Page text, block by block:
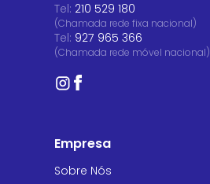
Tel: 210 529 180
(Chamada rede fixa nacional)
Tel: 927 965 366
(Chamada rede móvel nacional)
Empresa
Sobre Nós